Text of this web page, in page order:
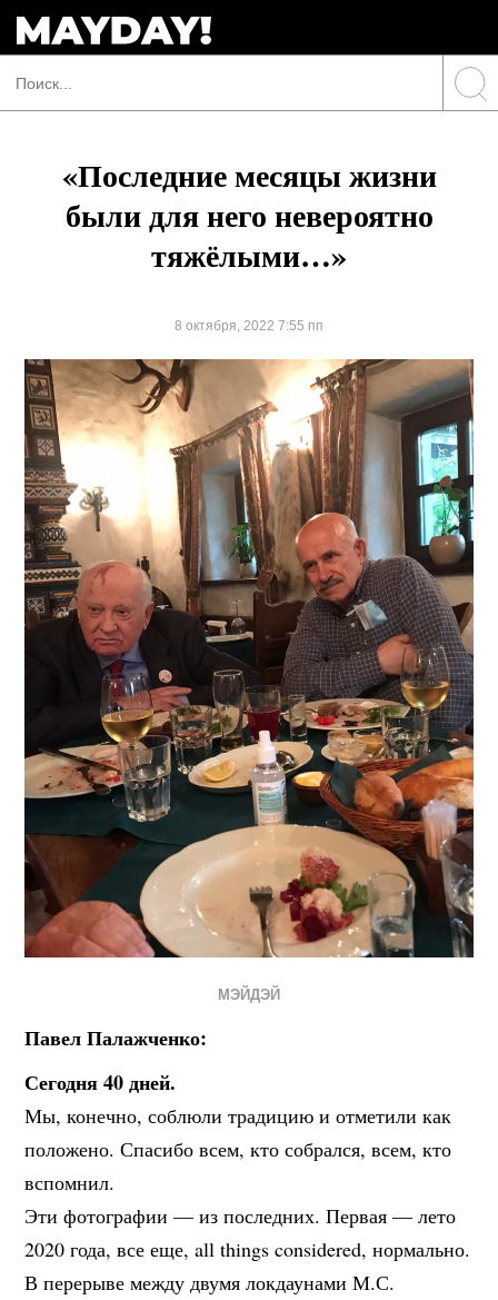
«Последние месяцы жизни
были для него невероятно
тяжёлыми…»
8 октября, 2022 7:55 пп
МЭЙДЭЙ
Павел Палажченко:
Сегодня 40 дней.
Мы, конечно, соблюли традицию и отметили как
положено. Спасибо всем, кто собрался, всем, кто
вспомнил.
Эти фотографии — из последних. Первая — лето
2020 года, все еще, all things considered, нормально.
В перерыве между двумя локдаунами М.С.